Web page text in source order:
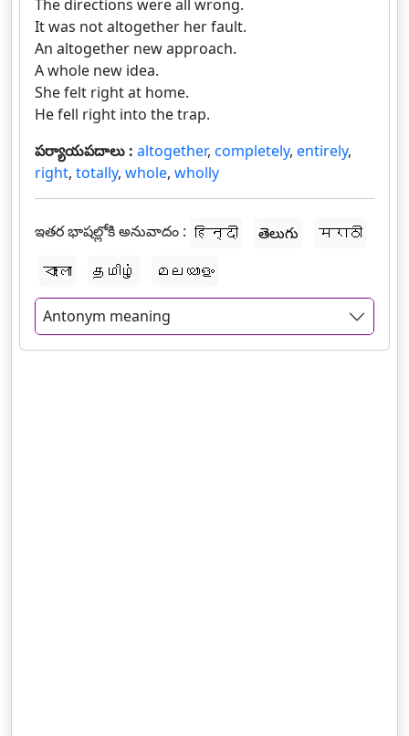
The directions were all wrong.
It was not altogether her fault.
An altogether new approach.
A whole new idea.
She felt right at home.
He fell right into the trap.
పర్యాయపదాలు : altogether, completely, entirely,
right, totally, whole, wholly
ఇతర భాషల్లోకి అనువాదం : हिन्दी తెలుగు
मराठी
বাংলা
தமிழ் മലയാളം
Antonym meaning